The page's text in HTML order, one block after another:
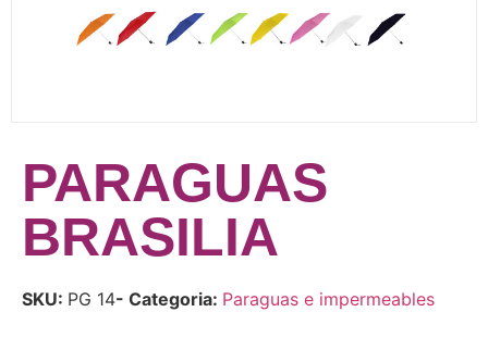
PARAGUAS
BRASILIA
SKU: PG 14- Categoria: Paraguas e impermeables